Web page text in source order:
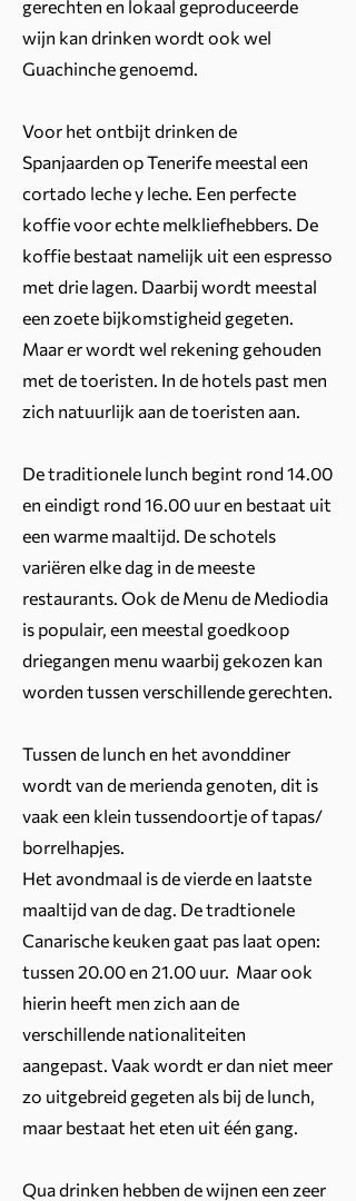
gerechten en lokaal geproduceerde
wijn kan drinken wordt ook wel
Guachinche genoemd.
Voor het ontbijt drinken de
Spanjaarden op Tenerife meestal een
cortado leche y leche. Een perfecte
koffie voor echte melkliefhebbers. De
koffie bestaat namelijk uit een espresso
met drie lagen. Daarbij wordt meestal
een zoete bijkomstigheid gegeten.
Maar er wordt wel rekening gehouden
met de toeristen. In de hotels past men
zich natuurlijk aan de toeristen aan.
De traditionele lunch begint rond 14.00
en eindigt rond 16.00 uur en bestaat uit
een warme maaltijd. De schotels
variëren elke dag in de meeste
restaurants. Ook de Menu de Mediodia
is populair, een meestal goedkoop
driegangen menu waarbij gekozen kan
worden tussen verschillende gerechten.
Tussen de lunch en het avonddiner
wordt van de merienda genoten, dit is
vaak een klein tussendoortje of tapas/
borrelhapjes.
Het avondmaal is de vierde en laatste
maaltijd van de dag. De tradtionele
Canarische keuken gaat pas laat open:
tussen 20.00 en 21.00 uur. Maar ook
hierin heeft men zich aan de
verschillende nationaliteiten
aangepast. Vaak wordt er dan niet meer
zo uitgebreid gegeten als bij de lunch,
maar bestaat het eten uit één gang.
Qua drinken hebben de wijnen een zeer